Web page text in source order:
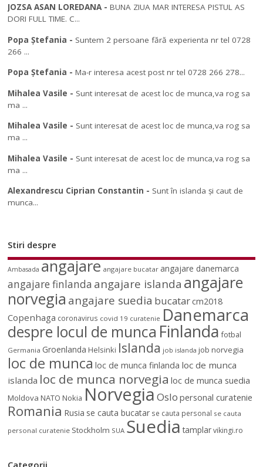
JOZSA ASAN LOREDANA-BUNA ZIUA MAR INTERESA PISTUL AS
DORI FULL TIME. C...
Popa Ștefania - Suntem 2 persoane fără experienta nr tel 0728
266 ...
Popa Ștefania -Ma-r interesa acest post nr tel 0728 266 278...
Mihalea Vasile - Sunt interesat de acest loc de munca,va rog sa
ma ...
Mihalea Vasile - Sunt interesat de acest loc de munca,va rog sa
ma ...
Mihalea Vasile - Sunt interesat de acest loc de munca,va rog sa
ma ...
Alexandrescu Ciprian Constantin - Sunt în islanda și caut de
munca...
Stiri despre
Ambasada angajare angajare bucatar angajare danemarca
angajare finlanda angajare islanda angajare
norvegia angajare suedia bucatarcm2018
Copenhaga coronavirus covid 19 curatenie Danemarca
despre locul de munca Finlanda fotbal
Germania Groenlanda Helsinki Islanda job islanda job norvegia
loc de munca loc de munca finlanda loc de munca
islanda loc de munca norvegia loc de munca suedia
Moldova NATO Nokia NorvegiaOslo personal curatenie
Romania Rusia se cauta bucatar se cauta personal se cauta
personal curatenie Stockholm SUA Suedia tamplar vikingi.ro
Categorii